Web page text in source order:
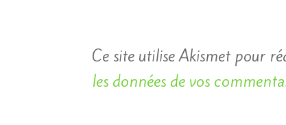
Ce site utilise Akismet pour
les données de vos